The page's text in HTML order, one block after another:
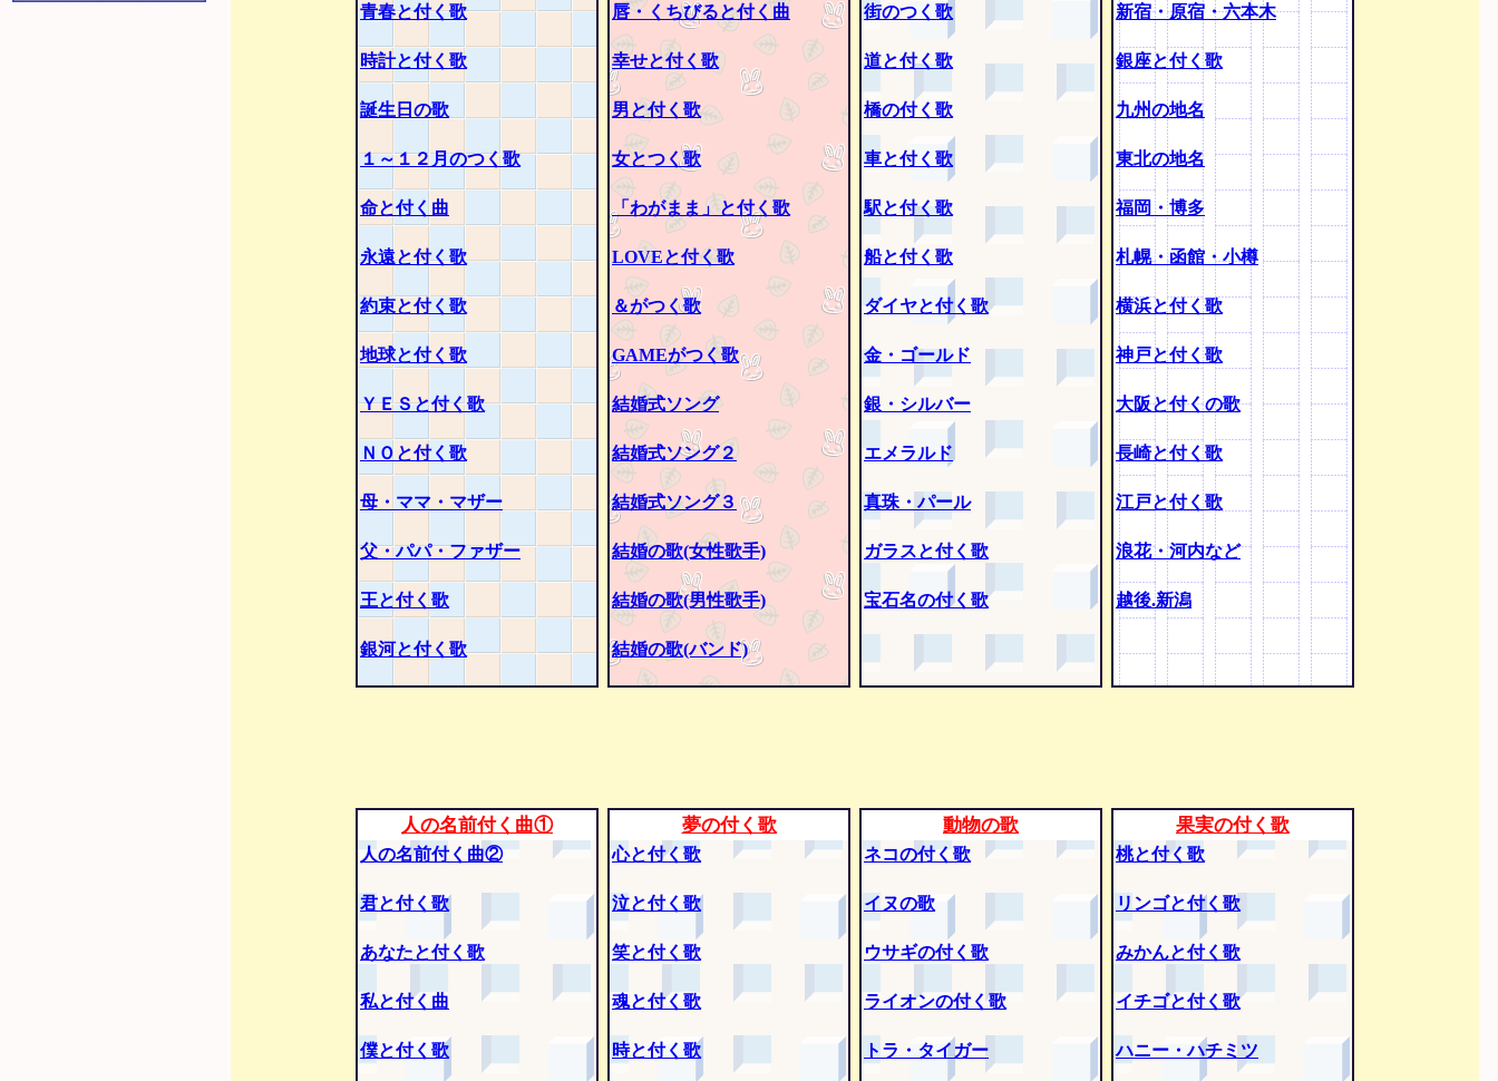
青春と付く歌
時計と付く歌
誕生日の歌
１～１２月のつく歌
命と付く曲
永遠と付く歌
約束と付く歌
地球と付く歌
ＹＥＳと付く歌
ＮＯと付く歌
母・ママ・マザー
父・パパ・ファザー
王と付く歌
銀河と付く歌
唇・くちびると付く曲
幸せと付く歌
男と付く歌
女とつく歌
「わがまま」と付く歌
LOVEと付く歌
＆がつく歌
GAMEがつく歌
結婚式ソング
結婚式ソング２
結婚式ソング３
結婚の歌(女性歌手)
結婚の歌(男性歌手)
結婚の歌(バンド)
街のつく歌
道と付く歌
橋の付く歌
車と付く歌
駅と付く歌
船と付く歌
ダイヤと付く歌
金・ゴールド
銀・シルバー
エメラルド
真珠・パール
ガラスと付く歌
宝石名の付く歌
新宿・原宿・六本木
銀座と付く歌
九州の地名
東北の地名
福岡・博多
札幌・函館・小樽
横浜と付く歌
神戸と付く歌
大阪と付くの歌
長崎と付く歌
江戸と付く歌
浪花・河内など
越後.新潟
人の名前付く曲①
人の名前付く曲②
君と付く歌
あなたと付く歌
私と付く曲
僕と付く歌
夢の付く歌
心と付く歌
泣と付く歌
笑と付く歌
魂と付く歌
時と付く歌
動物の歌
ネコの付く歌
イヌの歌
ウサギの付く歌
ライオンの付く歌
トラ・タイガー
果実の付く歌
桃と付く歌
リンゴと付く歌
みかんと付く歌
イチゴと付く歌
ハニー・ハチミツ